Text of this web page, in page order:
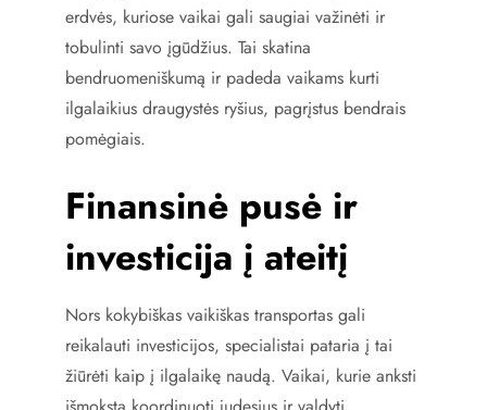
erdvės, kuriose vaikai gali saugiai važinėti ir
tobulinti savo įgūdžius. Tai skatina
bendruomeniškumą ir padeda vaikams kurti
ilgalaikius draugystės ryšius, pagrįstus bendrais
pomėgiais.
Finansinė pusė ir
investicija į ateitį
Nors kokybiškas vaikiškas transportas gali
reikalauti investicijos, specialistai pataria į tai
žiūrėti kaip į ilgalaikę naudą. Vaikai, kurie anksti